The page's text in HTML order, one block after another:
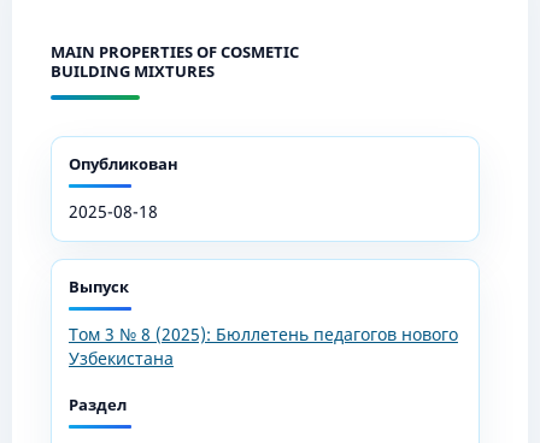
MAIN PROPERTIES OF COSMETIC
BUILDING MIXTURES
Опубликован
2025-08-18
Выпуск
Том 3 № 8 (2025): Бюллетень педагогов нового
Узбекистана
Раздел